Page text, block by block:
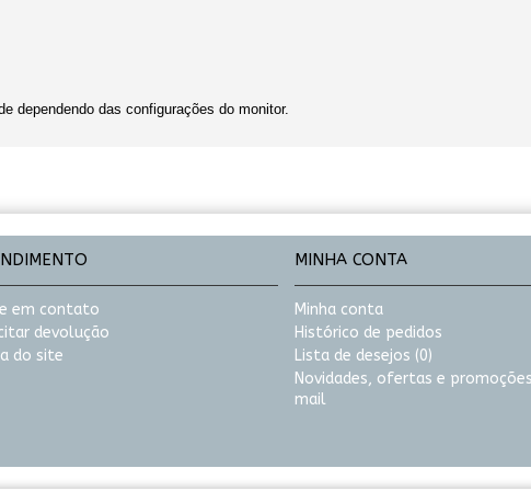
dependendo das configurações do monitor.
em contato
devolução
do site
MINHA CONTA
Minha conta
Histórico de pedidos
Lista de desejos (0)
Novidades, ofertas e
mail